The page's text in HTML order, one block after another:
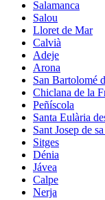
Salamanca
Salou
Lloret de Mar
Calvià
Adeje
Arona
San Bartolomé
Chiclana de la
Peñíscola
Santa Eulària
Sant Josep de
Sitges
Dénia
Jávea
Calpe
Nerja